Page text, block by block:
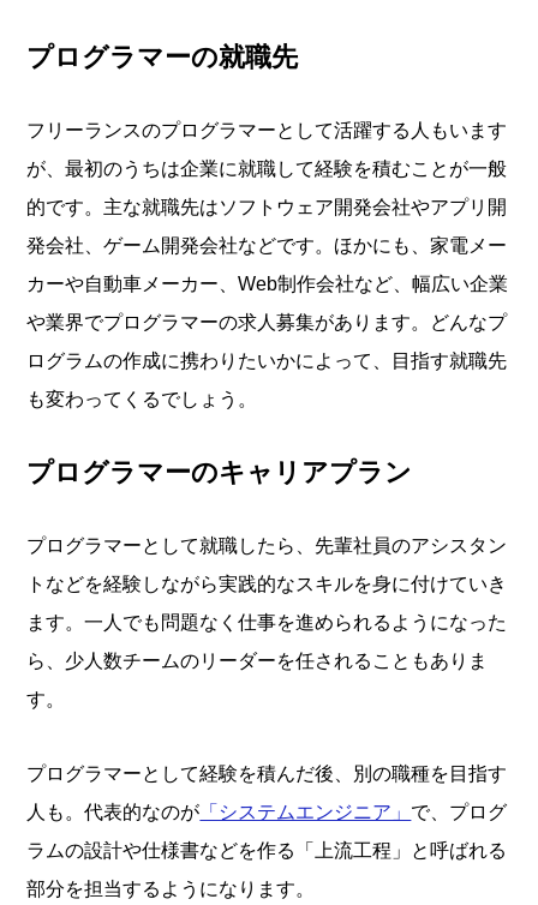
プログラマーの就職先
フリーランスのプログラマーとして活躍する人もいます
が、最初のうちは企業に就職して経験を積むことが一般
的です。主な就職先はソフトウェア開発会社やアプリ開
発会社、ゲーム開発会社などです。ほかにも、家電メー
カーや自動車メーカー、Web制作会社など、幅広い企業
や業界でプログラマーの求人募集があります。どんなプ
ログラムの作成に携わりたいかによって、目指す就職先
も変わってくるでしょう。
プログラマーのキャリアプラン
プログラマーとして就職したら、先輩社員のアシスタン
トなどを経験しながら実践的なスキルを身に付けていき
ます。一人でも問題なく仕事を進められるようになった
ら、少人数チームのリーダーを任されることもありま
す。
プログラマーとして経験を積んだ後、別の職種を目指す
人も。代表的なのが 「システムエンジニア」 で、プログ
ラムの設計や仕様書などを作る「上流工程」と呼ばれる
部分を担当するようになります。